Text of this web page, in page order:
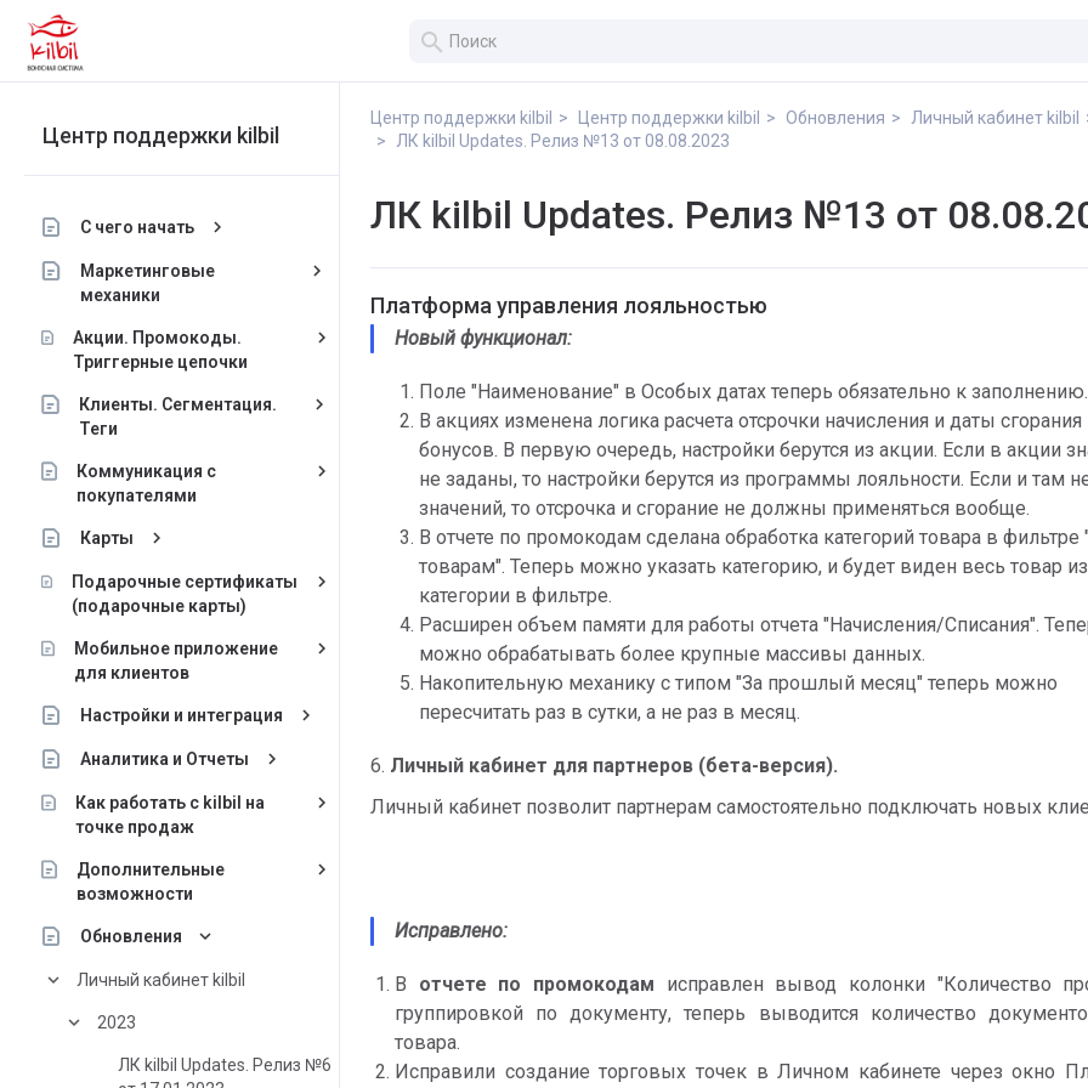
search
Центр поддержки kilbil
С чего начать keyboard_arrow_right
Маркетинговые
механики
keyboard_arrow_right
Акции. Промокоды.
Триггерные цепочки
keyboard_arrow_right
Клиенты. Сегментация.
Теги
keyboard_arrow_right
Коммуникация с
покупателями
keyboard_arrow_right
Карты keyboard_arrow_right
Подарочные сертификаты
(подарочные карты)
keyboard_arrow_right
Мобильное приложение
для клиентов
keyboard_arrow_right
Настройки и интеграция keyboard_arrow_right
Аналитика и Отчеты keyboard_arrow_right
Как работать с kilbil на
точке продаж
keyboard_arrow_right
Дополнительные
возможности
keyboard_arrow_right
Обновления
keyboard_arrow_down
keyboard_arrow_down
Личный кабинет kilbil
keyboard_arrow_down 2023
ЛК kilbil Updates. Релиз №6
Центр поддержки kilbil Центр поддержки kilbil Обновления Личный кабинет kilbil
ЛК kilbil Updates. Релиз №13 от 08.08.2023
ЛК kilbil Updates. Релиз №13 от
Платформа управления лояльностью
Новый функционал:
Поле "Наименование" в Особых датах теперь обязательно к заполнению.
В акциях изменена логика расчета отсрочки начисления и даты сгорания
бонусов. В первую очередь, настройки берутся из акции. Если в акции
не заданы, то настройки берутся из программы лояльности. Если и там
значений, то отсрочка и сгорание не должны применяться вообще.
В отчете по промокодам сделана обработка категорий товара в фильтре
товарам". Теперь можно указать категорию, и будет виден весь товар из
категории в фильтре.
Расширен объем памяти для работы отчета "Начисления/Списания".
можно обрабатывать более крупные массивы данных.
Накопительную механику с типом "За прошлый месяц" теперь можно
пересчитать раз в сутки, а не раз в месяц.
6. Личный кабинет для партнеров (бета-версия).
Личный кабинет позволит партнерам самостоятельно подключать новых
Исправлено:
В отчете по промокодам исправлен вывод колонки "Количество
группировкой по документу, теперь выводится количество
товара.
Исправили создание торговых точек в Личном кабинете через окно